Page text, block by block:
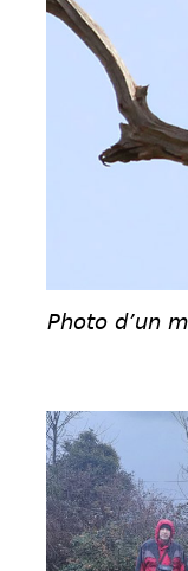
Photo d’un